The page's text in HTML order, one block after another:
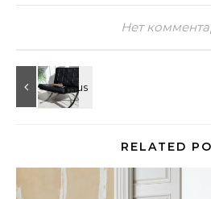
Нет
RELATED